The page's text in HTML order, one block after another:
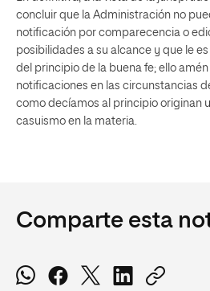
concluir que la Administración no
notificación por comparecencia o
posibilidades a su alcance y que le
del principio de la buena fe; ello
notificaciones en las circunstancias
como decíamos al principio originan
casuismo en la materia.
Comparte esta